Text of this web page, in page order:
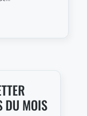
DU MOIS